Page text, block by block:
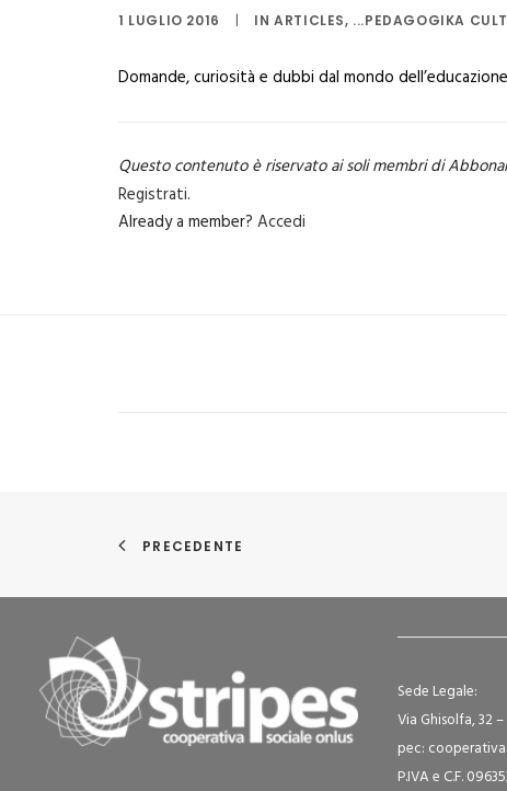
1 LUGLIO 2016 | INARTICLES, ...PEDAGOGIKA
Domande, curiosità e dubbi dal mondo
Questo contenuto è riservato ai soli membri di
Registrati.
Already a member? Accedi
PRECEDENTE
Sede Legale:
Via Ghisolfa, 32
pec:
P.IVA e C.F.